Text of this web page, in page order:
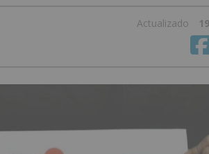
Actualizado